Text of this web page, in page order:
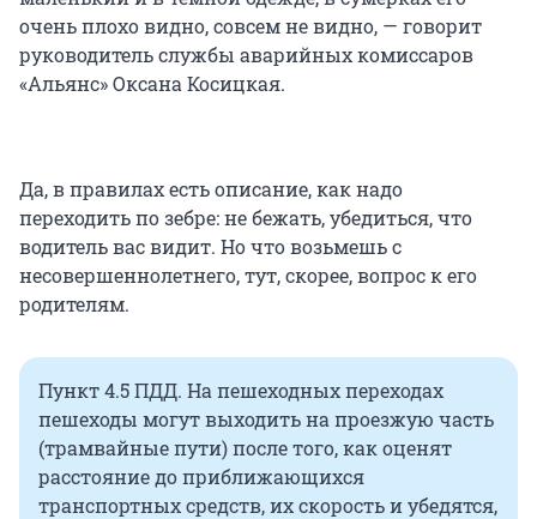
очень плохо видно, совсем не видно, — говорит
руководитель службы аварийных комиссаров
«Альянс» Оксана Косицкая.
Да, в правилах есть описание, как надо
переходить по зебре: не бежать, убедиться, что
водитель вас видит. Но что возьмешь с
несовершеннолетнего, тут, скорее, вопрос к его
родителям.
Пункт 4.5 ПДД. На пешеходных переходах
пешеходы могут выходить на проезжую часть
(трамвайные пути) после того, как оценят
расстояние до приближающихся
транспортных средств, их скорость и убедятся,